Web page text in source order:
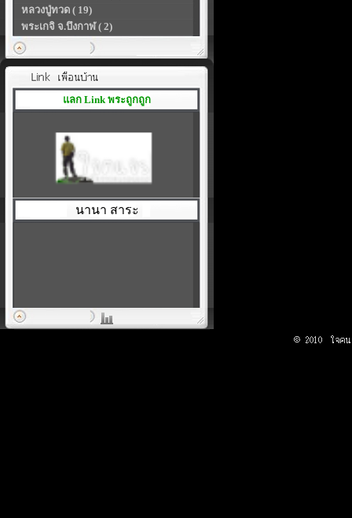
หลวงปู่ทวด ( 19)
พระเกจิ จ.บึงกาฬ ( 2)
แลก Link พระถูกถูก
นานา สาระ